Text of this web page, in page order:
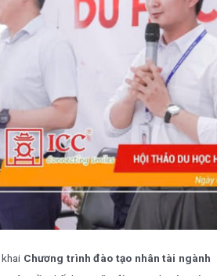
Chương trình đào tạo nhân tài ngành